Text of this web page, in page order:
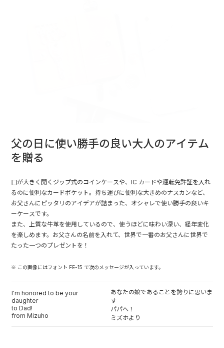
父の日に使い勝手の良い大人のアイテム
を贈る
口が大きく開くジップ式のコインケースや、IC カードや運転免許証を入れ
るのに便利なカードポケット。持ち運びに便利な大きめのナスカンなど、
お父さんにピッタリのアイデアが詰まった、オシャレで使い勝手の良いキ
ーケースです。
また、上質な牛革を使用しているので、使うほどに味わい深い、経年変化
を楽しめます。お父さんの名前を入れて、世界で一番のお父さんに世界で
たった一つのプレゼントを！
※ この画像にはフォント FE-15 で次のメッセージが入っています。
I'm honored to be your
daughter
to Dad!
from Mizuho
あなたの娘であることを誇りに思いま
す
パパへ！
ミズホより